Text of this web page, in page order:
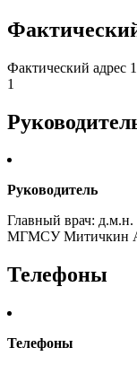
Фактический адрес
1
Руководитель
Главный врач:
МГМСУ Митичкин
Телефоны
Телефоны